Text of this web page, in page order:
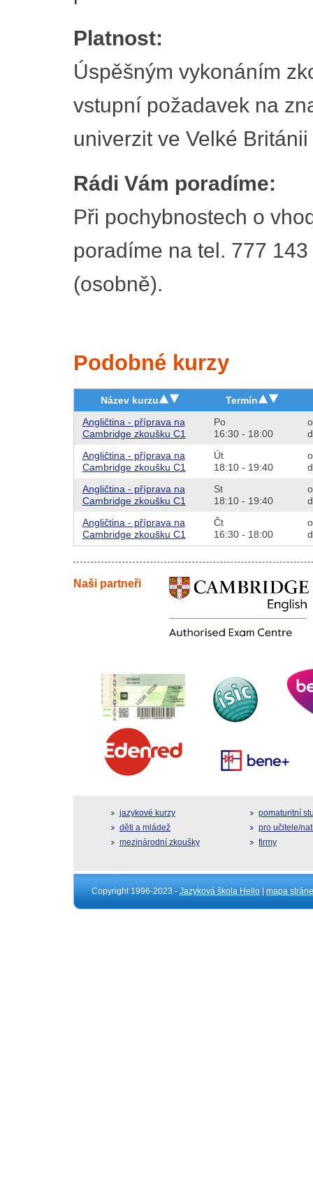
Platnost:
Úspěšným vykonáním
vstupní požadavek na
univerzit ve Velké
Rádi Vám poradíme:
Při pochybnostech o
poradíme na tel. 777
(osobně).
Podobné kurzy
Název kurzu
Termín
Angličtina - příprava na
Cambridge zkoušku C1
Po
16:30 - 18:00
Angličtina - příprava na
Cambridge zkoušku C1
Út
18:10 - 19:40
Angličtina - příprava na
Cambridge zkoušku C1
St
18:10 - 19:40
Angličtina - příprava na
Cambridge zkoušku C1
Čt
16:30 - 18:00
Naši partneři
jazykové kurzy
děti a mládež
mezinárodní zkoušky
pomaturitní
pro učitele/
firmy
Copyright 1996-2023 - Jazyková škola Hello mapa